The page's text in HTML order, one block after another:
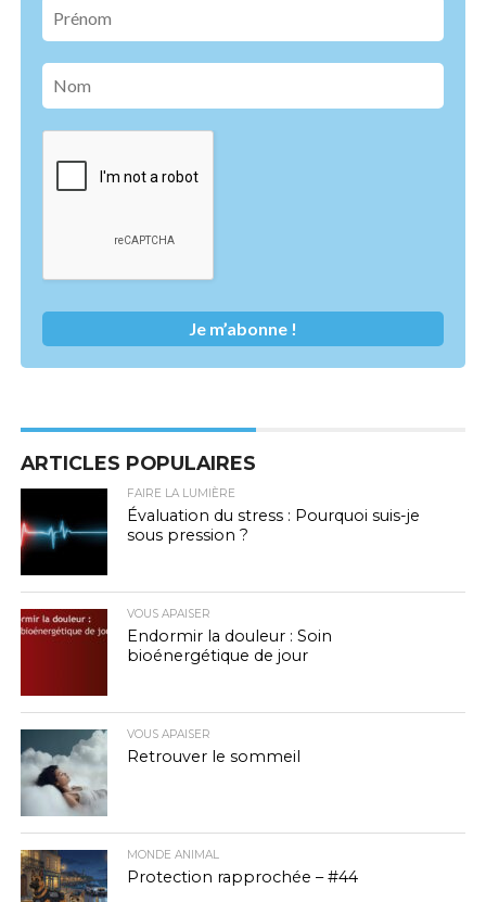
ARTICLES POPULAIRES
FAIRE LA LUMIÈRE
Évaluation du stress : Pourquoi suis-je
sous pression ?
VOUS APAISER
Endormir la douleur : Soin
bioénergétique de jour
VOUS APAISER
Retrouver le sommeil
MONDE ANIMAL
Protection rapprochée – #44